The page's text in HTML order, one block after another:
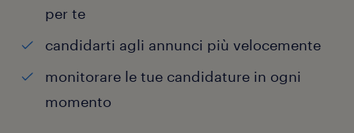
per te
candidarti agli annunci più velocemente
monitorare le tue candidature in ogni
momento